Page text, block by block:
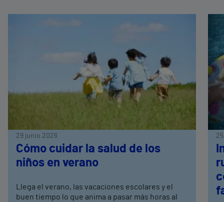
29 junio 2026
Cómo cuidar la salud de los
niños en verano
Llega el verano, las vacaciones escolares y el
buen tiempo lo que anima a pasar más horas al